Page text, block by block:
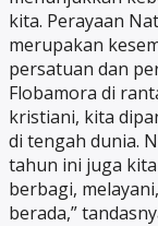
kita. Perayaan
merupakan
persatuan dan
Flobamora di
kristiani, kita
di tengah dunia.
tahun ini juga
berbagi,
berada,”